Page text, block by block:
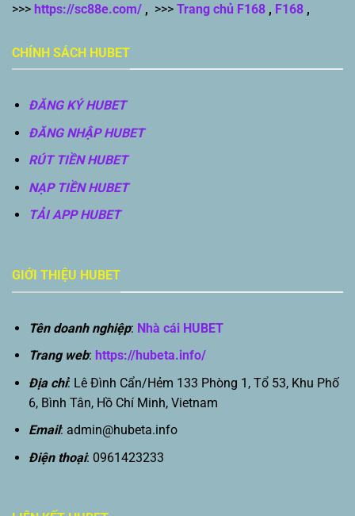
>>> https://sc88e.com/ , >>> Trang chủ F168 , F168 ,
CHÍNH SÁCH HUBET
ĐĂNG KÝ HUBET
ĐĂNG NHẬP HUBET
RÚT TIỀN HUBET
NẠP TIỀN HUBET
TẢI APP HUBET
GIỚI THIỆU HUBET
Tên doanh nghiệp: Nhà cái HUBET
Trang web: https://hubeta.info/
Địa chỉ: Lê Đình Cẩn/Hẻm 133 Phòng 1, Tổ 53, Khu Phố
6, Bình Tân, Hồ Chí Minh, Vietnam
Email: admin@hubeta.info
Điện thoại: 0961423233